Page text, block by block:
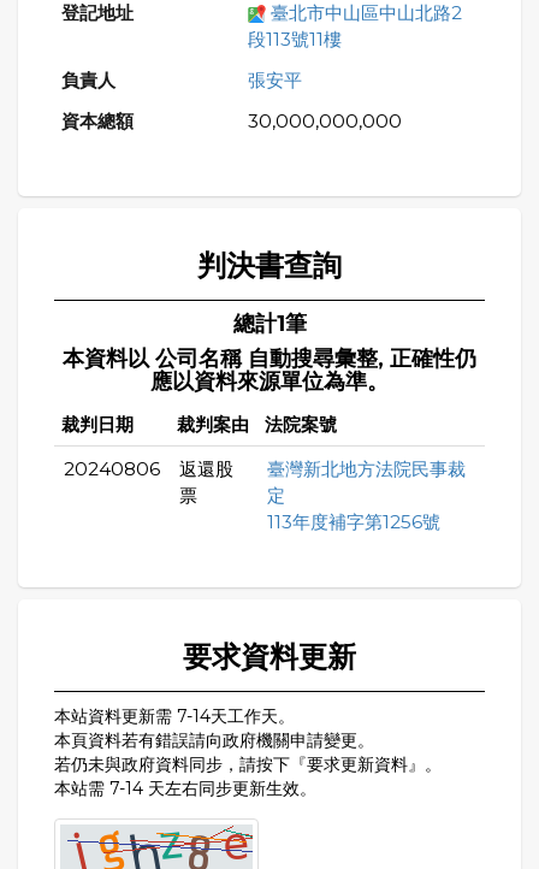
臺北市中山區中山北路2
段113號11樓
張安平
30,000,000,000
判決書查詢
總計1筆
本資料以 公司名稱 自動搜尋彙整, 正確性仍
應以資料來源單位為準。
裁判日期 裁判案由 法院案號
20240806
返還股
票
臺灣新北地方法院民事裁
定
113年度補字第1256號
要求資料更新
本站資料更新需 7-14天工作天。
本頁資料若有錯誤請向政府機關申請變更。
若仍未與政府資料同步，請按下『要求更新資料』。
本站需 7-14 天左右同步更新生效。